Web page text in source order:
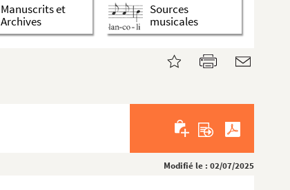
Manuscrits et
Archives
Sources
musicales
Modifié le : 02/07/2025